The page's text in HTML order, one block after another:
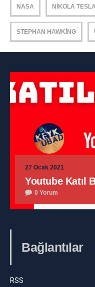
NASA NIKOLA TESLA
STEPHAN HAWKING
27 Ocak 2021
Youtube Katıl
0 Yorum
Bağlantılar
RSS